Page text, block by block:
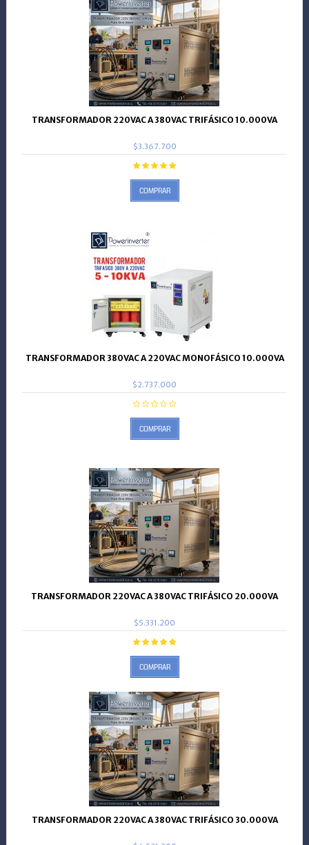
TRANSFORMADOR 220VAC A 380VAC TRIFÁSICO 10.000VA
$3.367.700
COMPRAR
TRANSFORMADOR 380VAC A 220VAC MONOFÁSICO 10.000VA
$2.737.000
COMPRAR
TRANSFORMADOR 220VAC A 380VAC TRIFÁSICO 20.000VA
$5.331.200
COMPRAR
TRANSFORMADOR 220VAC A 380VAC TRIFÁSICO 30.000VA